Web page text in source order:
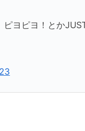
ヨピヨ！とか